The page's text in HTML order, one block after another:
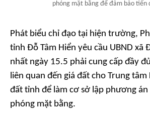
phóng mặt bằng để đảm bảo tiến
Phát biểu chỉ đạo tại hiện trường,
tỉnh Đỗ Tâm Hiển yêu cầu UBND xã
nhất ngày 15.5 phải cung cấp đầy
liên quan đến giá đất cho Trung
đất tỉnh để làm cơ sở lập phương
phóng mặt bằng.